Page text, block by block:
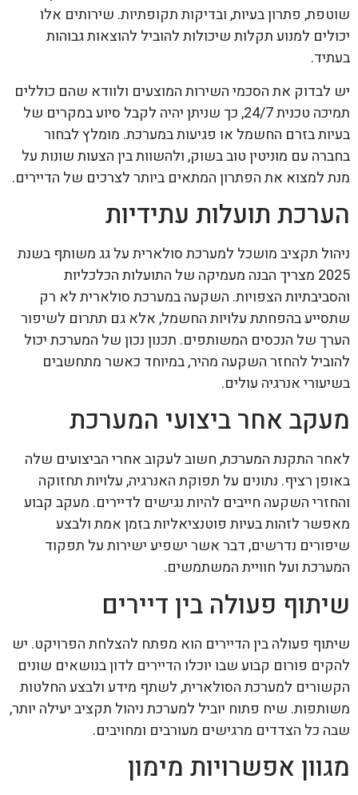
שוטפת, פתרון בעיות, ובדיקות תקופתיות. שירותים אלו
יכולים למנוע תקלות שיכולות להוביל להוצאות גבוהות
בעתיד.
יש לבדוק את הסכמי השירות המוצעים ולוודא שהם כוללים
תמיכה טכנית 24/7, כך שניתן יהיה לקבל סיוע במקרים של
בעיות בזרם החשמל או פגיעות במערכת. מומלץ לבחור
בחברה עם מוניטין טוב בשוק, ולהשוות בין הצעות שונות על
מנת למצוא את הפתרון המתאים ביותר לצרכים של הדיירים.
הערכת תועלות עתידיות
ניהול תקציב מושכל למערכת סולארית על גג משותף בשנת
2025 מצריך הבנה מעמיקה של התועלות הכלכליות
והסביבתיות הצפויות. השקעה במערכת סולארית לא רק
שתסייע בהפחתת עלויות החשמל, אלא גם תתרום לשיפור
הערך של הנכסים המשותפים. תכנון נכון של המערכת יכול
להוביל להחזר השקעה מהיר, במיוחד כאשר מתחשבים
בשיעורי אנרגיה עולים.
מעקב אחר ביצועי המערכת
לאחר התקנת המערכת, חשוב לעקוב אחרי הביצועים שלה
באופן רציף. נתונים על תפוקת האנרגיה, עלויות תחזוקה
והחזרי השקעה חייבים להיות נגישים לדיירים. מעקב קבוע
מאפשר לזהות בעיות פוטנציאליות בזמן אמת ולבצע
שיפורים נדרשים, דבר אשר ישפיע ישירות על תפקוד
המערכת ועל חוויית המשתמשים.
שיתוף פעולה בין דיירים
שיתוף פעולה בין הדיירים הוא מפתח להצלחת הפרויקט. יש
להקים פורום קבוע שבו יוכלו הדיירים לדון בנושאים שונים
הקשורים למערכת הסולארית, לשתף מידע ולבצע החלטות
משותפות. שיח פתוח יוביל למערכת ניהול תקציב יעילה יותר,
שבה כל הצדדים מרגישים מעורבים ומחויבים.
מגוון אפשרויות מימון